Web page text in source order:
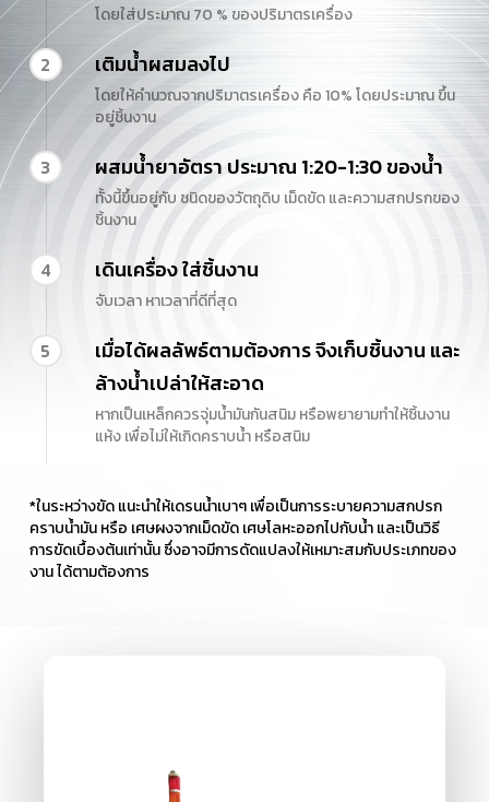
โดยใส่ประมาณ 70 % ของปริมาตรเครื่อง
2 เติมน้ำผสมลงไป
โดยให้คำนวณจากปริมาตรเครื่อง คือ 10% โดยประมาณ ขึ้น
อยู่ชิ้นงาน
3 ผสมน้ำยาอัตรา ประมาณ 1:20-1:30 ของน้ำ
ทั้งนี้ขึ้นอยู่กับ ชนิดของวัตถุดิบ เม็ดขัด และความสกปรกของ
ชิ้นงาน
4 เดินเครื่อง ใส่ชิ้นงาน
จับเวลา หาเวลาที่ดีที่สุด
5
เมื่อได้ผลลัพธ์ตามต้องการ จึงเก็บชิ้นงาน และ
ล้างน้ำเปล่าให้สะอาด
หากเป็นเหล็กควรจุ่มน้ำมันกันสนิม หรือพยายามทำให้ชิ้นงาน
แห้ง เพื่อไม่ให้เกิดคราบน้ำ หรือสนิม
*ในระหว่างขัด แนะนำให้เดรนน้ำเบาๆ เพื่อเป็นการระบายความสกปรก
คราบน้ำมัน หรือ เศษผงจากเม็ดขัด เศษโลหะออกไปกับน้ำ และเป็นวิธี
การขัดเบื้องต้นเท่านั้น ซึ่งอาจมีการดัดแปลงให้เหมาะสมกับประเภทของ
งาน ได้ตามต้องการ